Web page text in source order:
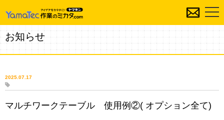
お知らせ
2025.07.17
マルチワークテーブル 使用例②( オプション全て)